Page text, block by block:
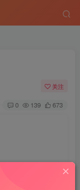
关注
0 139 673